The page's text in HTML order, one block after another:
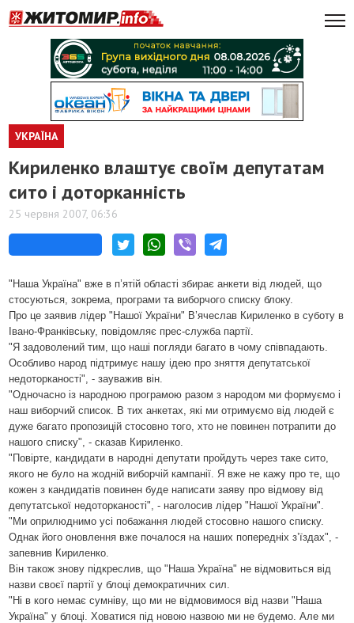
УКРАЇНА
Кириленко влаштує своїм депутатам
сито і доторканність
25 червня 2007, 06:36
"Наша Україна" вже в п’ятій області збирає анкети від людей, що
стосуються, зокрема, програми та виборчого списку блоку.
Про це заявив лідер "Нашої України" В’ячеслав Кириленко в суботу в
Івано-Франківську, повідомляє прес-служба партії.
"Я задоволений тим, що наші погляди багато в чому співпадають.
Особливо народ підтримує нашу ідею про зняття депутатської
недоторканості", - зауважив він.
"Одночасно із народною програмою разом з народом ми формуємо і
наш виборчий список. В тих анкетах, які ми отримуємо від людей є
дуже багато пропозицій стосовно того, хто не повинен потрапити до
нашого списку", - сказав Кириленко.
"Повірте, кандидати в народні депутати пройдуть через таке сито,
якого не було на жодній виборчій кампанії. Я вже не кажу про те, що
кожен з кандидатів повинен буде написати заяву про відмову від
депутатської недоторканості", - наголосив лідер "Нашої України".
"Ми оприлюднимо усі побажання людей стосовно нашого списку.
Однак його оновлення вже почалося на наших попередніх з’їздах", -
запевнив Кириленко.
Він також знову підкреслив, що "Наша Україна" не відмовиться від
назви своєї партії у блоці демократичних сил.
"Ні в кого немає сумніву, що ми не відмовимося від назви "Наша
Україна" у блоці. Ховатися під новою назвою ми не будемо. Але ми